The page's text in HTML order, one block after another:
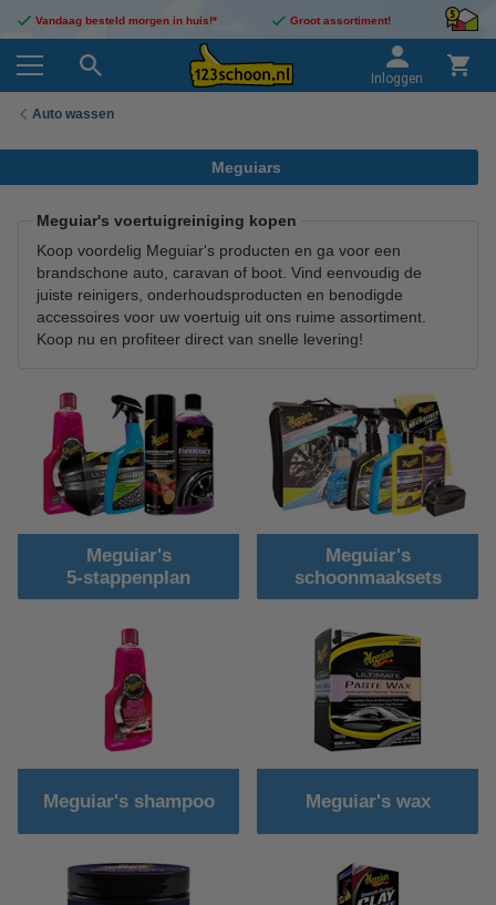
Vandaag besteld morgen in huis!* Groot assortiment!
Inloggen
Auto wassen
Meguiars
Meguiar's voertuigreiniging kopen
Koop voordelig Meguiar's producten en ga voor een
brandschone auto, caravan of boot. Vind eenvoudig de
juiste reinigers, onderhoudsproducten en benodigde
accessoires voor uw voertuig uit ons ruime assortiment.
Koop nu en profiteer direct van snelle levering!
Meguiar's
5-stappenplan
Meguiar's
schoonmaaksets
Meguiar's shampoo Meguiar's wax